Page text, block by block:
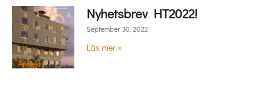
Nyhetsbrev HT2022!
September 30, 2022
Läs mer »